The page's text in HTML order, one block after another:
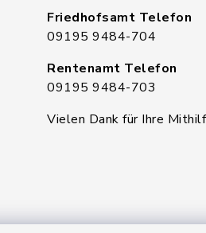
Friedhofsamt Telefon
09195 9484-704
Rentenamt Telefon
09195 9484-703
Vielen Dank für Ihre